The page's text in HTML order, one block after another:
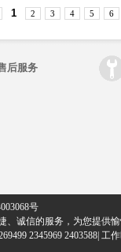
1 2 3 4 5 6
后服务
号
、诚信的服务，为您提供
2345969 2403588| 工